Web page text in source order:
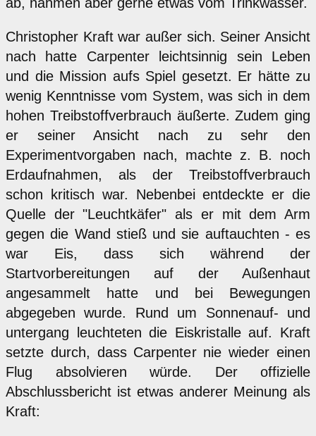
Christopher Kraft war außer sich. Seiner Ansicht
nach hatte Carpenter leichtsinnig sein Leben
und die Mission aufs Spiel gesetzt. Er hätte zu
wenig Kenntnisse vom System, was sich in dem
hohen Treibstoffverbrauch äußerte. Zudem ging
er seiner Ansicht nach zu sehr den
Experimentvorgaben nach, machte z. B. noch
Erd­aufnahmen, als der Treibstoffverbrauch
schon kritisch war. Nebenbei entdeckte er die
Quelle der "Leuchtkäfer" als er mit dem Arm
gegen die Wand stieß und sie auftauchten - es
war Eis, dass sich während der
Startvorbereitungen auf der Außenhaut
angesammelt hatte und bei Bewegungen
abgegeben wurde. Rund um Sonnenauf- und
untergang leuchteten die Eiskristalle auf. Kraft
setzte durch, dass Carpenter nie wieder einen
Flug absolvieren würde. Der offizielle
Abschlussbericht ist etwas anderer Meinung als
Kraft: